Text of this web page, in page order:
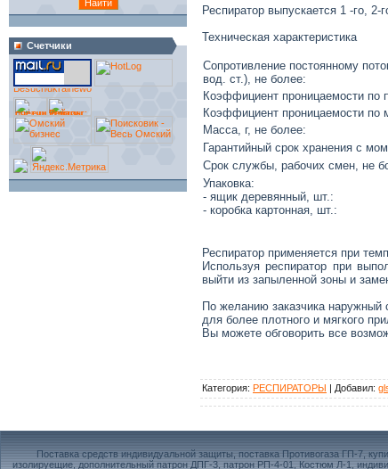
Счетчики
Респиратор выпускается 1 -го, 2-
Техническая характеристика
Сопротивление постоянному
вод. ст.), не более:
Коэффициент проницаемости
Коэффициент проницаемости по
Масса, г, не более:
Гарантийный срок хранения с
Срок службы, рабочих смен, не
Упаковка:
- ящик деревянный, шт.:
- коробка картонная, шт.:
Респиратор применяется при
Используя респиратор при
выйти из запыленной зоны и
По желанию заказчика наружный
для более плотного и мягкого
Вы можете обговорить все
Категория: РЕСПИРАТОРЫ | Добавил:
Поставка средств индивидуальной защиты, поставка Противогаза ГП-7,
изолируещие, дополнительный патрон ДПГ-3, патрон РП-4-01, Костюм Л-1,